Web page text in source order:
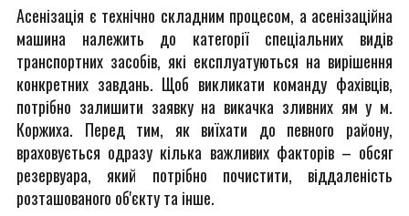
Асенізація є технічно складним процесом, а асенізаційна
машина належить до категорії спеціальних видів
транспортних засобів, які експлуатуються на вирішення
конкретних завдань. Щоб викликати команду фахівців,
потрібно залишити заявку на викачка зливних ям у м.
Коржиха. Перед тим, як виїхати до певного району,
враховується одразу кілька важливих факторів – обсяг
резервуара, який потрібно почистити, віддаленість
розташованого об'єкту та інше.